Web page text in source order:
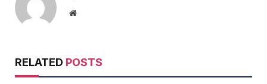
Website
RELATED POSTS